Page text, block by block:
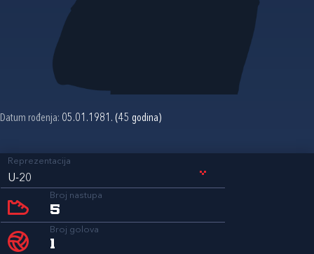
Datum rođenja: 05.01.1981. (45 godina)
Reprezentacija
U-20
Broj nastupa
5
Broj golova
1